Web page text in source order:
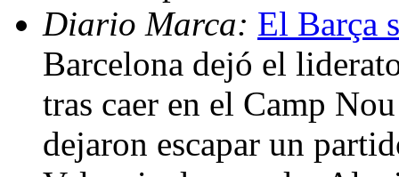
Diario Marca: El Barça
Barcelona dejó el
tras caer en el Camp
dejaron escapar un